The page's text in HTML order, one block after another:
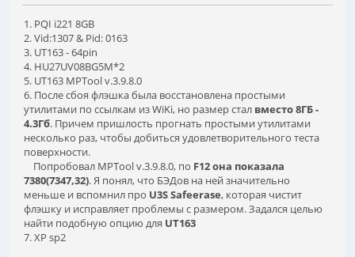
1. PQI i221 8GB
2. Vid:1307 & Pid: 0163
3. UT163 - 64pin
4. HU27UV08BG5M*2
5. UT163 MPTool v.3.9.8.0
6. После сбоя флэшка была восстановлена простыми
утилитами по ссылкам из WiKi, но размер стал вместо 8ГБ -
4.3Гб. Причем пришлость прогнать простыми утилитами
несколько раз, чтобы добиться удовлетворительного теста
поверхности.
Попробовал MPTool v.3.9.8.0, по F12 она показала
7380(7347,32). Я понял, что БЭДов на ней значительно
меньше и вспомнил про U3S Safeerase, которая чистит
флэшку и исправляет проблемы с размером. Задался целью
найти подобную опцию для UT163
7. XP sp2